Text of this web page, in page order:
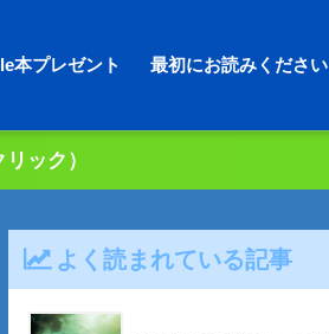
本プレゼント 最初にお読みください
ック）
よく読まれている記事